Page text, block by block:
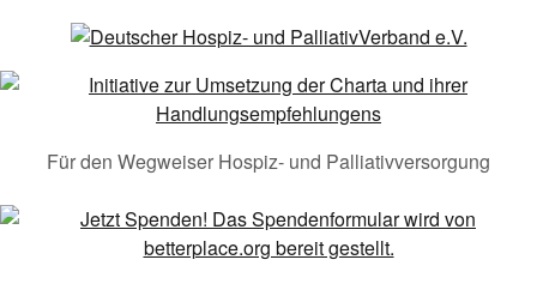
Für den Wegweiser Hospiz- und Palliativversorgung